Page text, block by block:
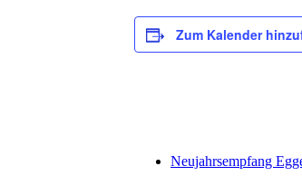
Zum Kalender
Neujahrsempfang